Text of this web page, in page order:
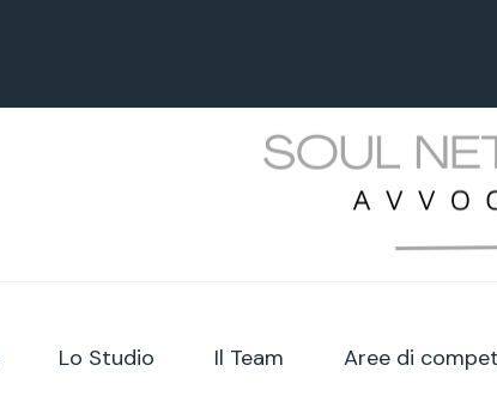
Lo Studio Il Team Aree di